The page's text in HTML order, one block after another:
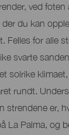
ved foten
der du kan
Felles for alle
svarte
solrike
rundt.
strendene er,
La Palma, og